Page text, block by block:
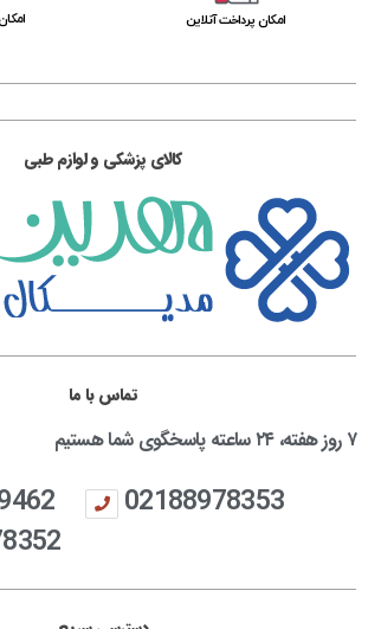
امکان پرداخت آنلاین
کالای پزشکی و لوازم طبی
تماس با ما
۷ روز هفته، ۲۴ ساعته پاسخگوی شما هستیم
02188978353